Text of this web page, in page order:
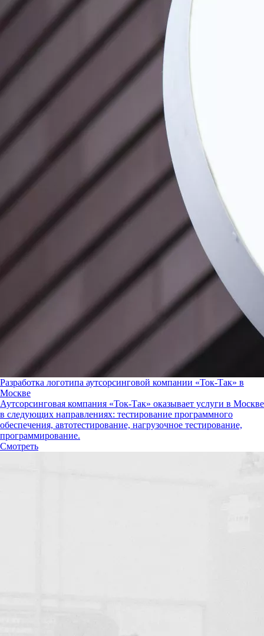
Разработка логотипа аутсорсинговой компании «Ток-Так» в
Москве
Аутсорсинговая компания «Ток-Так» оказывает услуги в Москве
в следующих направлениях: тестирование программного
обеспечения, автотестирование, нагрузочное тестирование,
программирование.
Смотреть